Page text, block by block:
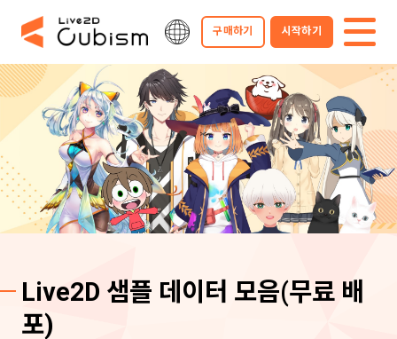
구매하기 시작하기
Live2D 샘플 데이터 모음(무료 배
포)